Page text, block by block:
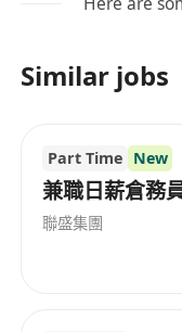
任职资格：
语为母语国家的留
3、对拍摄和剪辑
4、能接受定期出
5、性格外向，善
Similar jobs
Part Time New
兼職日薪倉務
聯盛集團